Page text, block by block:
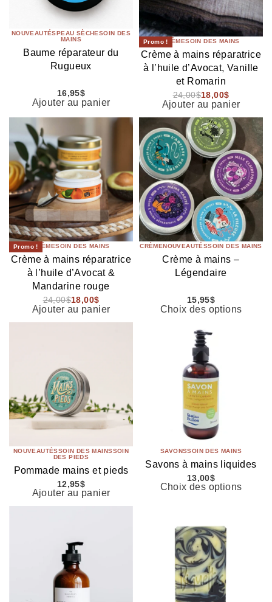
NOUVEAUTÉSPEAU SÈCHESOIN DES
MAINS
Baume réparateur du
Rugueux
16,95$
Ajouter au panier
Promo !CRÈMESOIN DES MAINS
Crème à mains réparatrice
à l’huile d’Avocat, Vanille
et Romarin
24,00$18,00$
Ajouter au panier
Promo !CRÈMESOIN DES MAINS
Crème à mains réparatrice
à l’huile d’Avocat &
Mandarine rouge
24,00$18,00$
Ajouter au panier
CRÈMENOUVEAUTÉSSOIN DES MAINS
Crème à mains –
Légendaire
15,95$
Choix des options
NOUVEAUTÉSSOIN DES MAINSSOIN
DES PIEDS
Pommade mains et pieds
12,95$
Ajouter au panier
SAVONSSOIN DES MAINS
Savons à mains liquides
13,00$
Choix des options